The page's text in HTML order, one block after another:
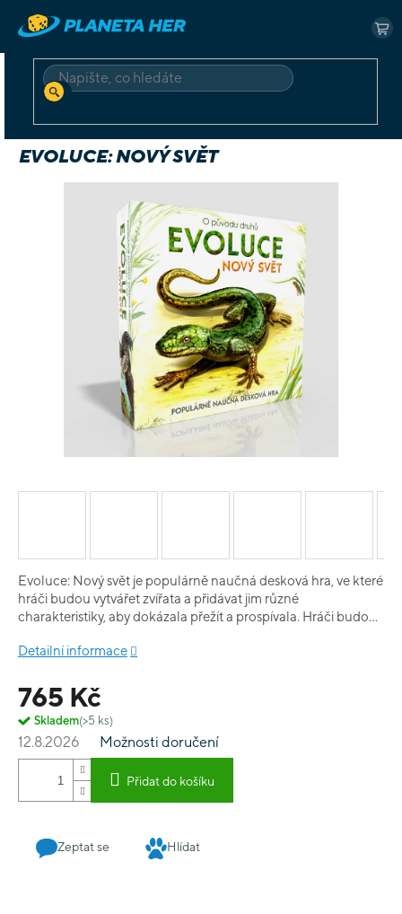
obsah
HLEDAT
EVOLUCE: NOVÝ SVĚT
765 Kč
Skladem(>5 ks)
12.8.2026 Možnosti doručení
Přidat do košíku
Evoluce: Nový svět je populárně naučná desková hra, ve které
hráči budou vytvářet zvířata a přidávat jim různé
charakteristiky, aby dokázala přežít a prospívala. Hráči budou
Neúspěšná zvířata naopak padnou za oběť predátorům.
skutečné přírody a jsou doprovozeny vysvětlujícími texty, hra
má tedy skutečně naučnou rovinu. Nadto obsahuje spoustu
krásných ilustrací.
Detailní informace
Zeptat se Hlídat